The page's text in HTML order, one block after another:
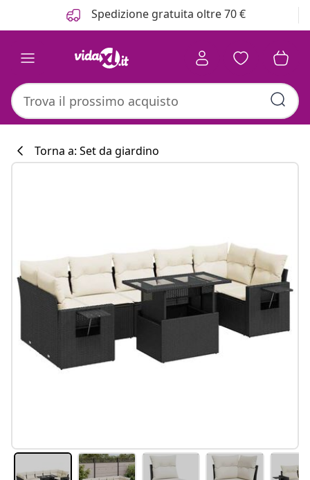
Spedizione gratuita oltre 70 €
Torna a: Set da giardino